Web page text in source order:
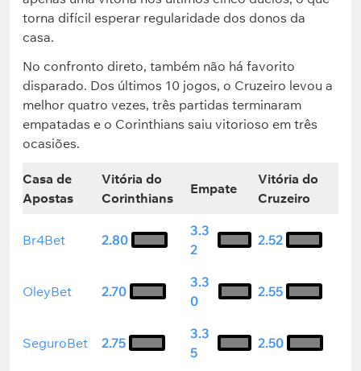
torna difícil esperar regularidade dos donos da
casa.
No confronto direto, também não há favorito
disparado. Dos últimos 10 jogos, o Cruzeiro levou a
melhor quatro vezes, três partidas terminaram
empatadas e o Corinthians saiu vitorioso em três
ocasiões.
Casa de
Apostas
Vitória do
Corinthians
Empate
Vitória do
Cruzeiro
Br4Bet 2.80
3.3
2
2.52
OleyBet 2.70
3.3
0
2.55
SeguroBet 2.75
3.3
5
2.50